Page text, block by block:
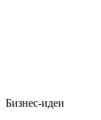
Бизнес-идеи